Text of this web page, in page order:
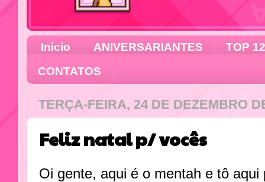
Inicio ANIVERSARIANTES
TOP 12
CONTATOS
TERÇA-FEIRA, 24 DE DEZEMBRO
Feliz natal p/ vocês
Oi gente, aqui é o mentah e tô aqui